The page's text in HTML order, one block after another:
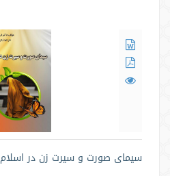
سیمای صورت و سیرت زن در اسلام